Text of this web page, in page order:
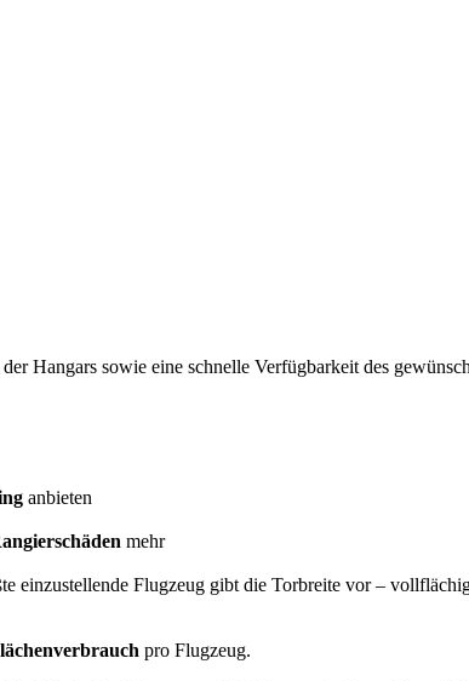
Hangars sowie eine schnelle Verfügbarkeit des
anbieten
mehr
einzustellende Flugzeug gibt die Torbreite vor –
pro Flugzeug.